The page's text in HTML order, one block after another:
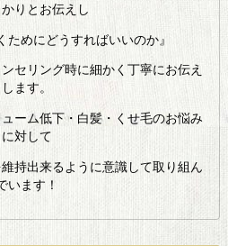
りとお伝えし
ためにどうすればいいのか』
セリング時に細かく丁寧にお伝え
します。
ーム低下・白髪・くせ毛のお悩み
に対して
持出来るように意識して取り組ん
います！